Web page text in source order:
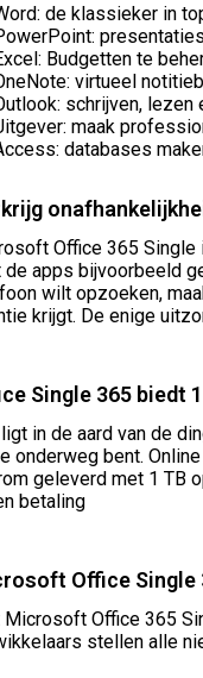
de klassieker in
Budgetten te
virtueel
schrijven, lezen
maak
databases
Office 365
de apps bijvoorbeeld
wilt opzoeken,
krijgt. De enige
Single 365 biedt
in de aard van de
onderweg bent.
geleverd met 1 TB
betaling
Office Single
Microsoft Office 365
stellen alle